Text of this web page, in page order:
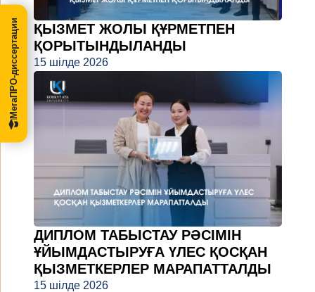
ҚЫЗМЕТ ЖОЛЫ ҚҰРМЕТПЕН
ҚОРЫТЫНДЫЛАНДЫ
15 шілде 2026
ДИПЛОМ ТАБЫСТАУ РӘСІМІН
ҰЙЫМДАСТЫРУҒА ҮЛЕС ҚОСҚАН
ҚЫЗМЕТКЕРЛЕР МАРАПАТТАЛДЫ
15 шілде 2026
МегаПРО-диссертации